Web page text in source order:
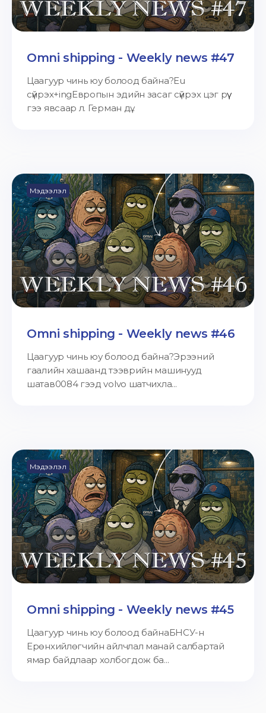
Omni shipping - Weekly news #47
Цаагуур чинь юу болоод байна?Eu
сүйрэх+ingЕвропын эдийн засаг сүйрэх цэг рүү
гээ явсаар л. Герман дү...
Мэдээлэл
Omni shipping - Weekly news #46
Цаагуур чинь юу болоод байна?Эрээний
гаалийн хашаанд тээврийн машинууд
шатав0084 гээд volvo шатчихла...
Мэдээлэл
Omni shipping - Weekly news #45
Цаагуур чинь юу болоод байнаБНСУ-н
Ерөнхийлөгчийн айлчлал манай салбартай
ямар байдлаар холбогдож ба...